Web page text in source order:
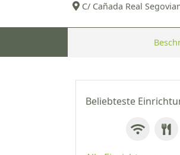
C/ Cañada Real
Beliebteste